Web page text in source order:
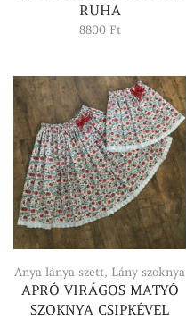
RUHA
8800 Ft
Anya lánya szett, Lány szoknya
APRÓ VIRÁGOS MATYÓ
SZOKNYA CSIPKÉVEL